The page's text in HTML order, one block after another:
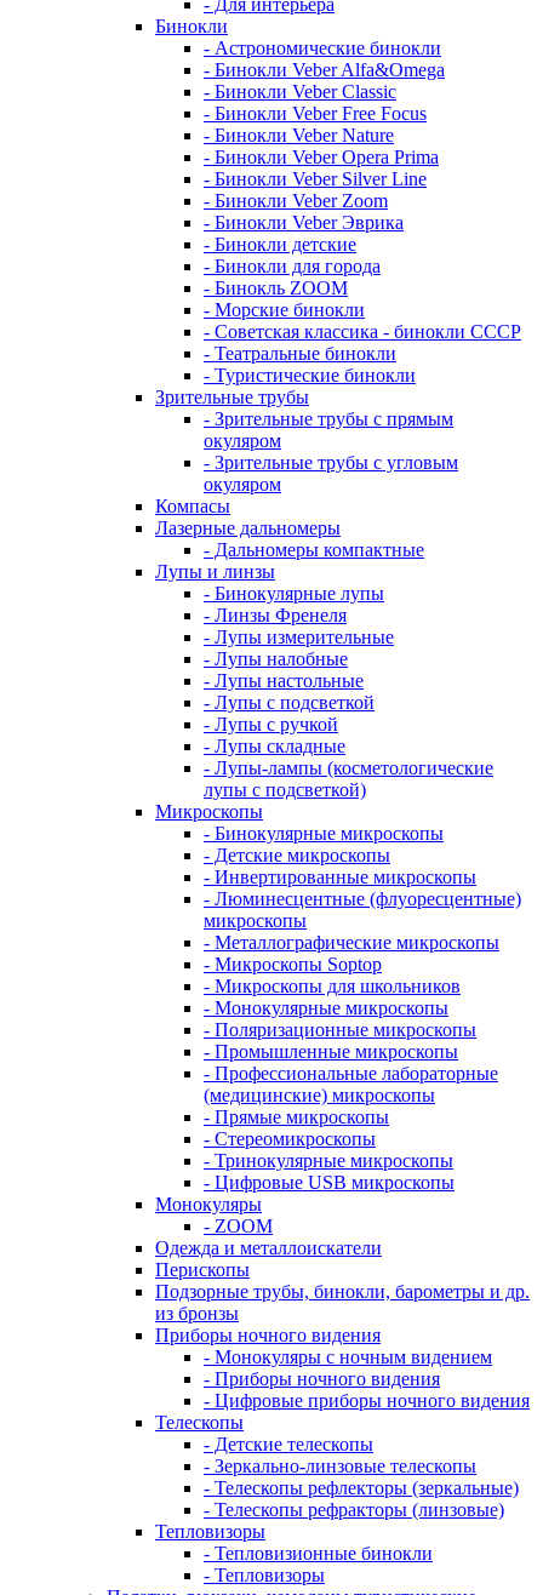
- Для интерьера
Бинокли
- Астрономические бинокли
- Бинокли Veber Alfa&Omega
- Бинокли Veber Classic
- Бинокли Veber Free Focus
- Бинокли Veber Nature
- Бинокли Veber Opera Prima
- Бинокли Veber Silver Line
- Бинокли Veber Zoom
- Бинокли Veber Эврика
- Бинокли детские
- Бинокли для города
- Бинокль ZOOM
- Морские бинокли
- Советская классика - бинокли СССР
- Театральные бинокли
- Туристические бинокли
Зрительные трубы
- Зрительные трубы с прямым
окуляром
- Зрительные трубы с угловым
окуляром
Компасы
Лазерные дальномеры
- Дальномеры компактные
Лупы и линзы
- Бинокулярные лупы
- Линзы Френеля
- Лупы измерительные
- Лупы налобные
- Лупы настольные
- Лупы с подсветкой
- Лупы с ручкой
- Лупы складные
- Лупы-лампы (косметологические
лупы с подсветкой)
Микроскопы
- Бинокулярные микроскопы
- Детские микроскопы
- Инвертированные микроскопы
- Люминесцентные (флуоресцентные)
микроскопы
- Металлографические микроскопы
- Микроскопы Soptop
- Микроскопы для школьников
- Монокулярные микроскопы
- Поляризационные микроскопы
- Промышленные микроскопы
- Профессиональные лабораторные
(медицинские) микроскопы
- Прямые микроскопы
- Стереомикроскопы
- Тринокулярные микроскопы
- Цифровые USB микроскопы
Монокуляры
- ZOOM
Одежда и металлоискатели
Перископы
Подзорные трубы, бинокли, барометры и др.
из бронзы
Приборы ночного видения
- Монокуляры с ночным видением
- Приборы ночного видения
- Цифровые приборы ночного видения
Телескопы
- Детские телескопы
- Зеркально-линзовые телескопы
- Телескопы рефлекторы (зеркальные)
- Телескопы рефракторы (линзовые)
Тепловизоры
- Тепловизионные бинокли
- Тепловизоры